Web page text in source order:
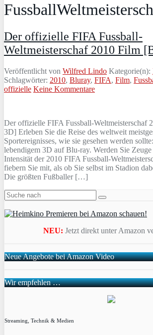
Der offizielle FIFA Fussball-
Weltmeisterschaf 2010 Film
Veröffentlicht von Wilfred Lindo Kategorie(n):
Schlagwörter: 2010, Bluray, FIFA, Film,
offizielle Keine Kommentare
Der offizielle FIFA Fussball-Weltmeisterschaf
3D] Erleben Sie die Reise des weltweit
Sportereignisses, wie sie gesehen werden
lebendigem 3D auf Blu-ray. Werden Sie
Intensität der 2010 FIFA Fussball-
fiebern Sie mit, als ob Sie selbst im Stadion
Die größten Fußballer […]
NEU: Jetzt direkt unter Amazon
Neue Angebote bei Amazon Video
Wir empfehlen …
Streaming, Technik & Medien